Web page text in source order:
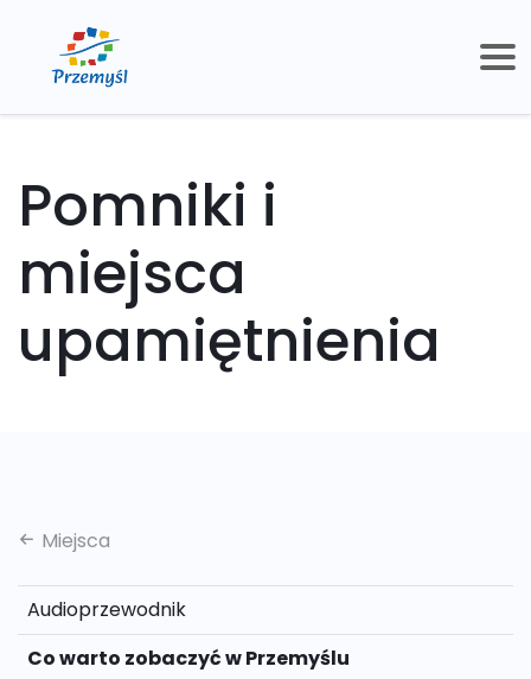
Pomniki i
miejsca
upamiętnienia
Miejsca
Audioprzewodnik
Co warto zobaczyć w Przemyślu